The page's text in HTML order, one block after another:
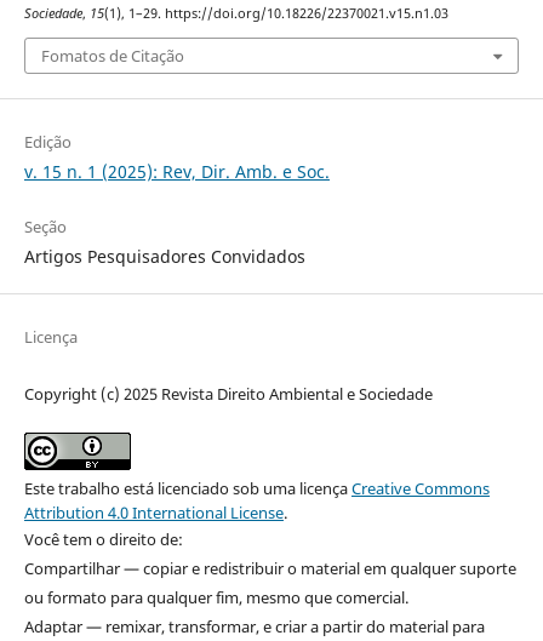
Sociedade, 15(1), 1–29. https://doi.org/10.18226/22370021.v15.n1.03
Fomatos de Citação
Edição
v. 15 n. 1 (2025): Rev, Dir. Amb. e Soc.
Seção
Artigos Pesquisadores Convidados
Licença
Copyright (c) 2025 Revista Direito Ambiental e Sociedade
Este trabalho está licenciado sob uma licençaCreative Commons
Attribution 4.0 International License.
Você tem o direito de:
Compartilhar — copiar e redistribuir o material em qualquer suporte
ou formato para qualquer fim, mesmo que comercial.
Adaptar — remixar, transformar, e criar a partir do material para